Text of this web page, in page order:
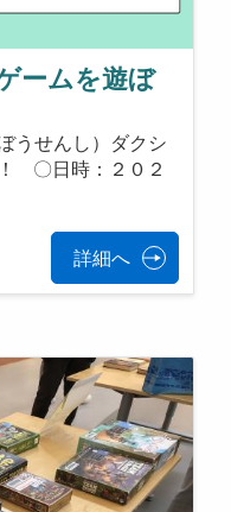
ームを遊ぼ
うせんし）ダクシ
〇日時：２０２
詳細へ